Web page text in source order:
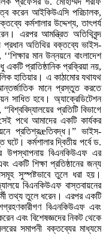
করেন আইকিউএসি পরিচালক,
কর্মশালার উদ্দেশ্য, তাৎপর্য
এরপর আমন্ত্রিত অতিথিবৃন্দ
প্রধান অতিথির বক্তব্যে ভাইস-
মান উন্নয়নে বাংলাদেশ
প্রাতিষ্ঠানিক প্রক্রিয়া নয়,
হাতিয়ার। এ কাঠামোর যথাযথ
আন্তর্জাতিক মানে প্রস্তুত করতে
সাধিত হবে। অ্যাক্রেডিটেশন
প্রতিটি বিভাগে
পথে আমাদের একটি কার্যকর
প্রতিশ্রæতিবদ্ধ।” ভাইস-
ঘটে। কর্মশালার দ্বিতীয় পর্বে ড.
বিএনকিউএফ এর
একটি শিক্ষা প্রতিষ্ঠানের জন্য
সুস্পষ্টভাবে তুলে ধরা হয়।
বিএনকিউএফ বাস্তবায়নের
তথ্য তুলে ধরেন। এরপর একটি
বিএনকিউএফ এবং
এবং বিশেষজ্ঞদের নিকট থেকে
সমাপনী বক্তব্যের মাধ্যমে